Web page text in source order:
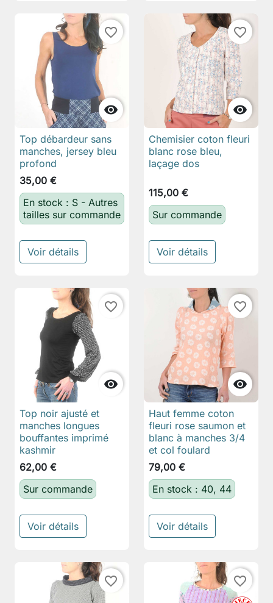

favorite_border
Top débardeur sans
manches, jersey bleu
profond
35,00 €
En stock : S - Autres
tailles sur commande
Voir détails

favorite_border
Chemisier coton fleuri
blanc rose bleu,
laçage dos
115,00 €
Sur commande
Voir détails

favorite_border
Top noir ajusté et
manches longues
bouffantes imprimé
kashmir
62,00 €
Sur commande
Voir détails

favorite_border
Haut femme coton
fleuri rose saumon et
blanc à manches 3/4
et col foulard
79,00 €
En stock : 40, 44
Voir détails
favorite_border favorite_border